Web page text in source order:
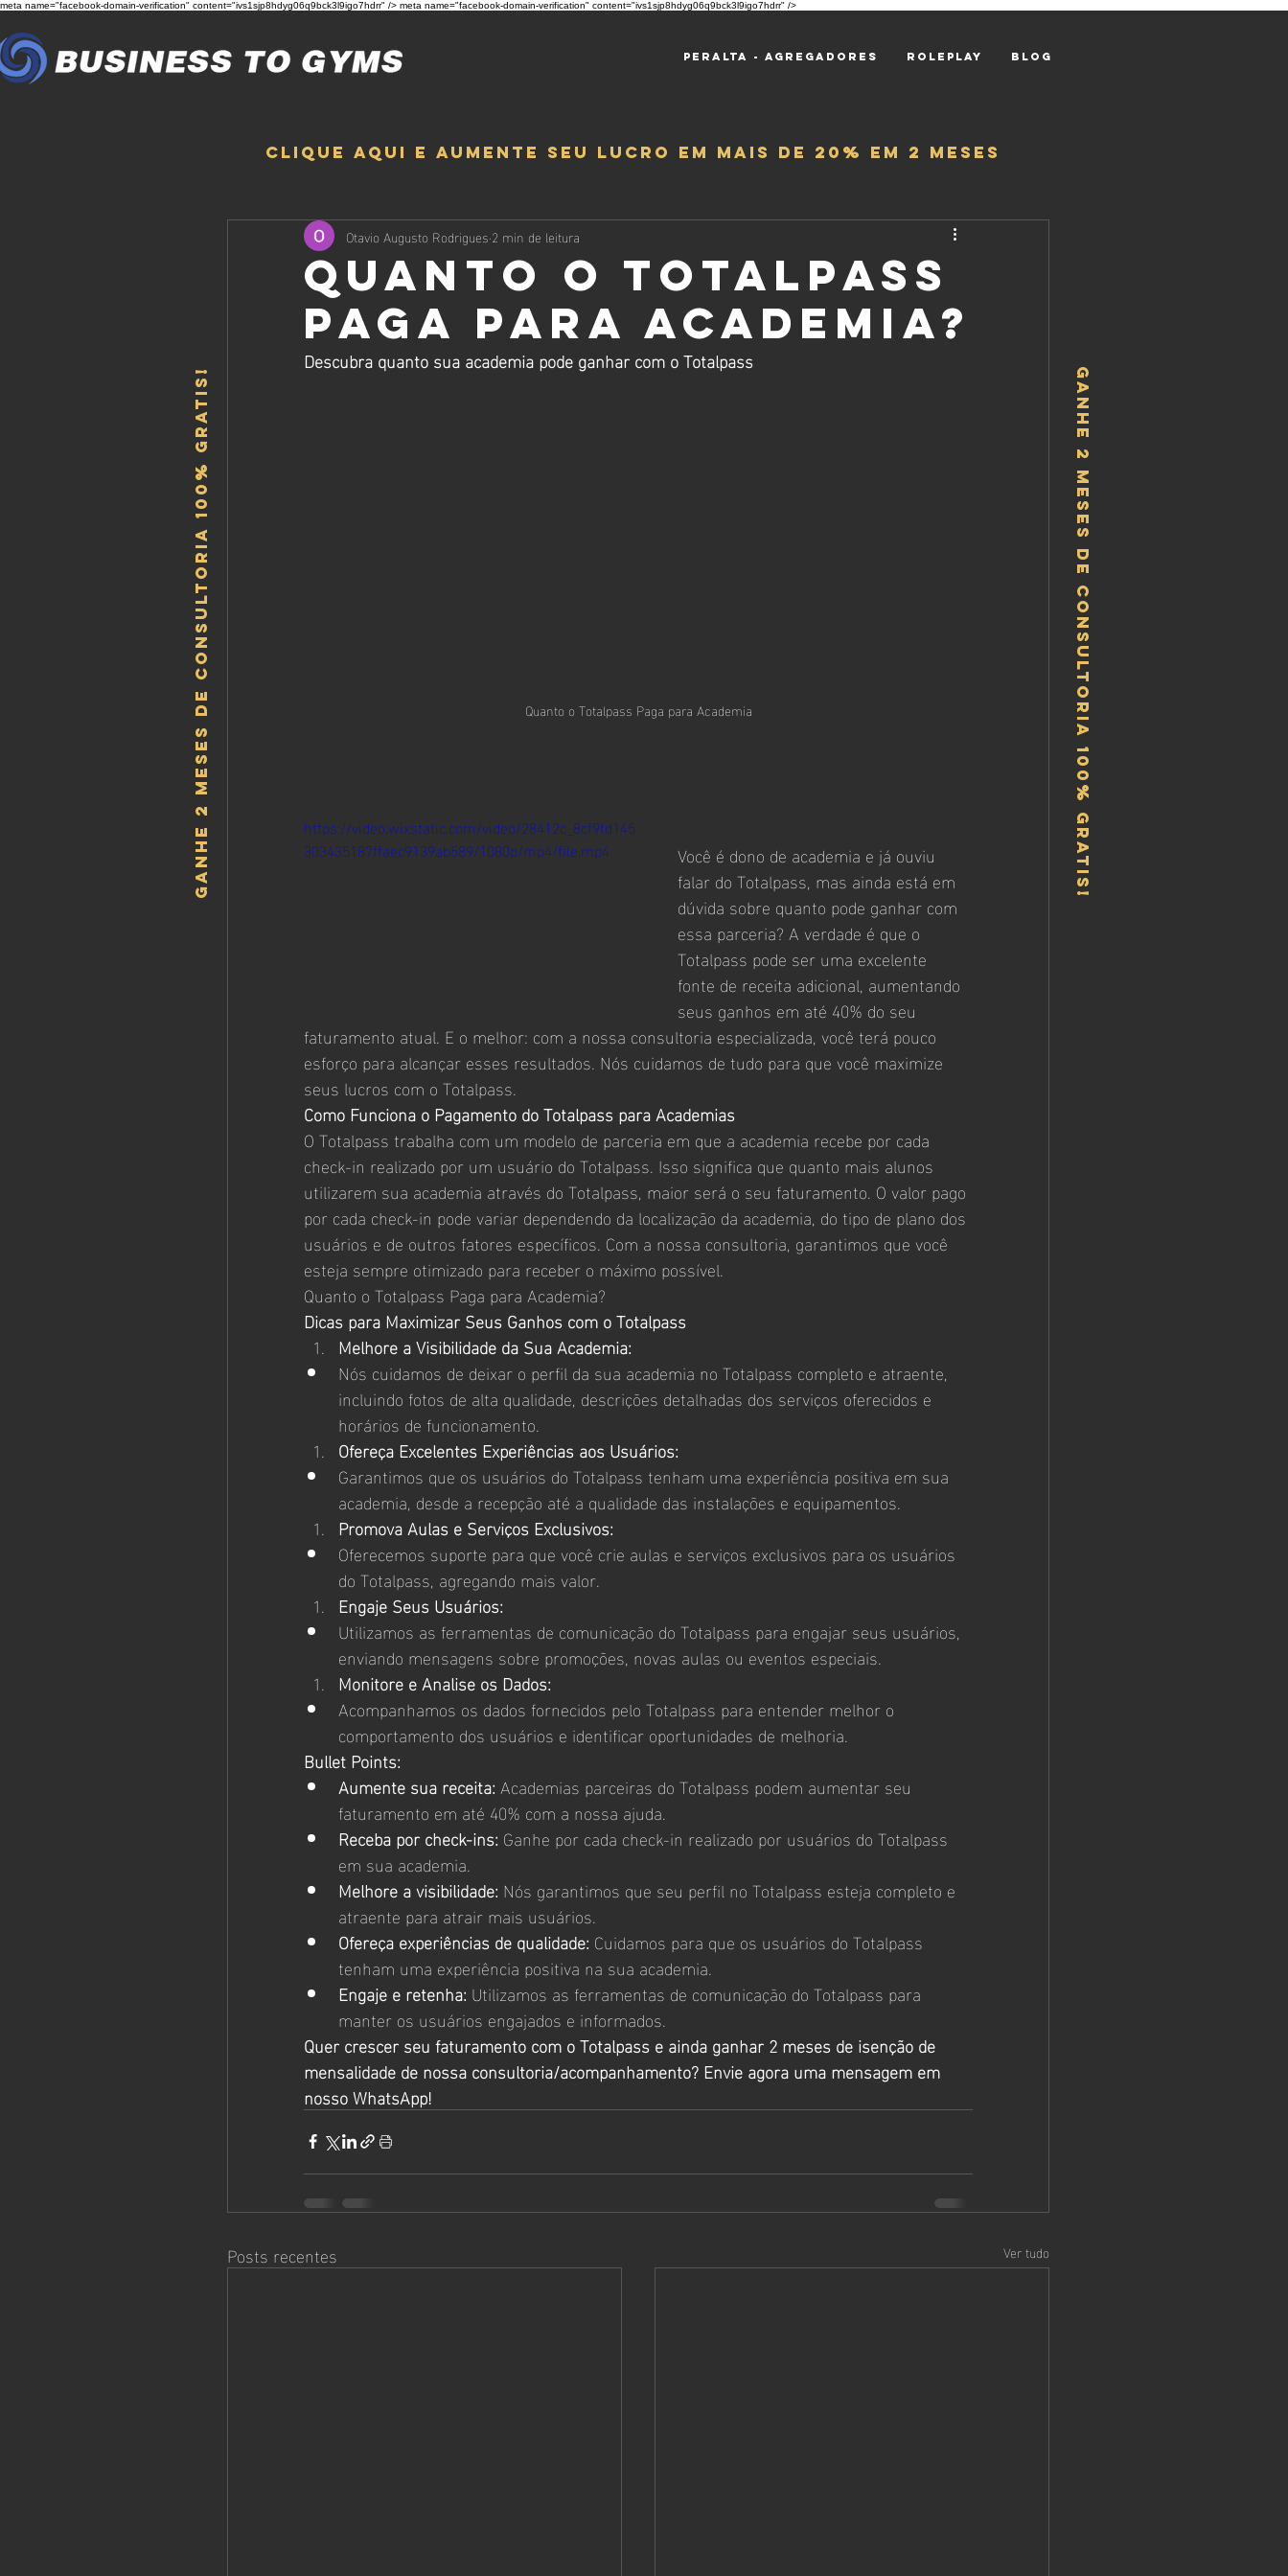
meta name="facebook-domain-verification" content="ivs1sjp8hdyg06q9bck3l9igo7hdrr" /> meta name="facebook-domain-verification" content="ivs1sjp8hdyg06q9bck3l9igo7hdrr" />
Peralta - Agregadores Roleplay Blog
Quanto o Totalpass
Paga para Academia?
Otavio Augusto Rodrigues 2 min de leitura
Descubra quanto sua academia pode ganhar com o Totalpass
Quanto o Totalpass Paga para Academia
https://video.wixstatic.com/video/28412c_8cf9fd145
303435187ffaec9139ab589/1080p/mp4/file.mp4
Você é dono de academia e já ouviu
falar do Totalpass, mas ainda está em
dúvida sobre quanto pode ganhar com
essa parceria? A verdade é que o
Totalpass pode ser uma excelente
fonte de receita adicional, aumentando
seus ganhos em até 40% do seu
faturamento atual. E o melhor: com a nossa consultoria especializada, você terá pouco
esforço para alcançar esses resultados. Nós cuidamos de tudo para que você maximize
seus lucros com o Totalpass.
Como Funciona o Pagamento do Totalpass para Academias
O Totalpass trabalha com um modelo de parceria em que a academia recebe por cada
check-in realizado por um usuário do Totalpass. Isso significa que quanto mais alunos
utilizarem sua academia através do Totalpass, maior será o seu faturamento. O valor pago
por cada check-in pode variar dependendo da localização da academia, do tipo de plano dos
usuários e de outros fatores específicos. Com a nossa consultoria, garantimos que você
esteja sempre otimizado para receber o máximo possível.
Quanto o Totalpass Paga para Academia?
Dicas para Maximizar Seus Ganhos com o Totalpass
Melhore a Visibilidade da Sua Academia:
Nós cuidamos de deixar o perfil da sua academia no Totalpass completo e atraente,
incluindo fotos de alta qualidade, descrições detalhadas dos serviços oferecidos e
horários de funcionamento.
Ofereça Excelentes Experiências aos Usuários:
Garantimos que os usuários do Totalpass tenham uma experiência positiva em sua
academia, desde a recepção até a qualidade das instalações e equipamentos.
Promova Aulas e Serviços Exclusivos:
Oferecemos suporte para que você crie aulas e serviços exclusivos para os usuários
do Totalpass, agregando mais valor.
Engaje Seus Usuários:
Utilizamos as ferramentas de comunicação do Totalpass para engajar seus usuários,
enviando mensagens sobre promoções, novas aulas ou eventos especiais.
Monitore e Analise os Dados:
Acompanhamos os dados fornecidos pelo Totalpass para entender melhor o
comportamento dos usuários e identificar oportunidades de melhoria.
Bullet Points:
Aumente sua receita: Academias parceiras do Totalpass podem aumentar seu
faturamento em até 40% com a nossa ajuda.
Receba por check-ins: Ganhe por cada check-in realizado por usuários do Totalpass
em sua academia.
Melhore a visibilidade: Nós garantimos que seu perfil no Totalpass esteja completo e
atraente para atrair mais usuários.
Ofereça experiências de qualidade: Cuidamos para que os usuários do Totalpass
tenham uma experiência positiva na sua academia.
Engaje e retenha: Utilizamos as ferramentas de comunicação do Totalpass para
manter os usuários engajados e informados.
Quer crescer seu faturamento com o Totalpass e ainda ganhar 2 meses de isenção de
mensalidade de nossa consultoria/acompanhamento? Envie agora uma mensagem em
nosso WhatsApp!
Posts recentes Ver tudo
Clique aqui e aumente seu lucro em mais de 20% em 2 meses
Ganhe 2 meses de consultoria 100% gratis! Ganhe 2 meses de consultoria 100% gratis!